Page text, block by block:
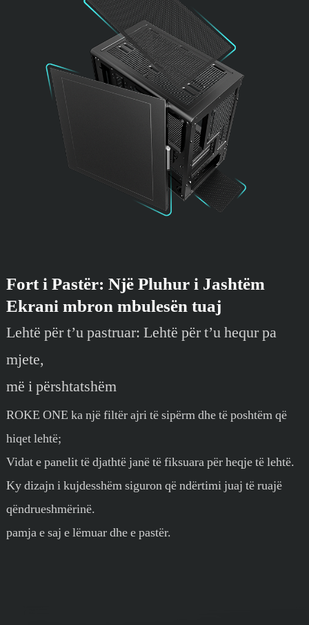
Fort i Pastër: Një Pluhur i Jashtëm
Ekrani mbron mbulesën tuaj
Lehtë për t’u pastruar: Lehtë për t’u hequr pa
mjete,
më i përshtatshëm
ROKE ONE ka një filtër ajri të sipërm dhe të poshtëm që
hiqet lehtë;
Vidat e panelit të djathtë janë të fiksuara për heqje të lehtë.
Ky dizajn i kujdesshëm siguron që ndërtimi juaj të ruajë
qëndrueshmërinë.
pamja e saj e lëmuar dhe e pastër.